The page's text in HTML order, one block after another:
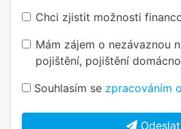
Chci zjistit možnosti
Mám zájem o nezávaznou
pojištění, pojištění
Souhlasím se zpracováním
Odeslat